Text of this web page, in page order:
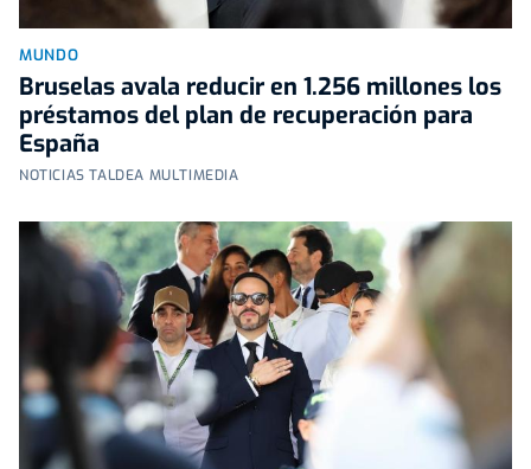
MUNDO
Bruselas avala reducir en 1.256 millones los
préstamos del plan de recuperación para
España
NOTICIAS TALDEA MULTIMEDIA